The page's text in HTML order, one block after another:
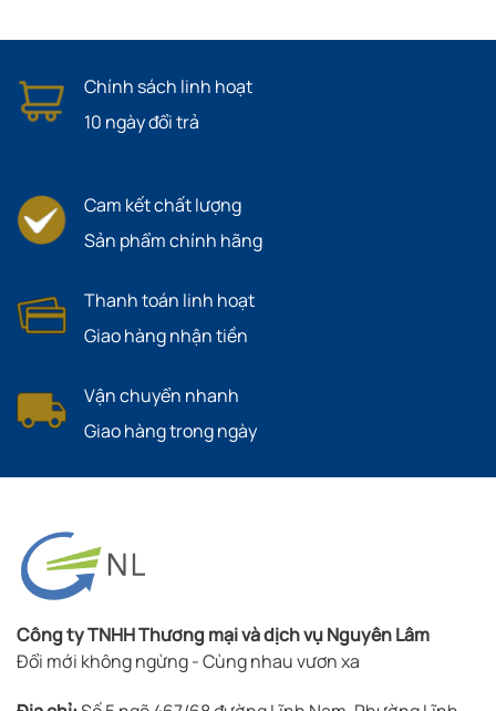
Chính sách linh hoạt
10 ngày đổi trả
Cam kết chất lượng
Sản phẩm chính hãng
Thanh toán linh hoạt
Giao hàng nhận tiền
Vận chuyển nhanh
Giao hàng trong ngày
Công ty TNHH Thương mại và dịch vụ Nguyên Lâm
Đổi mới không ngừng - Cùng nhau vươn xa